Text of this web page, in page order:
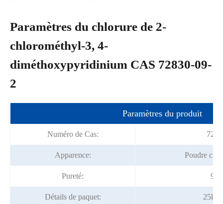
Paramètres du chlorure de 2-
chlorométhyl-3, 4-
diméthoxypyridinium CAS 72830-09-
2
Paramètres du produit
Numéro de Cas:
Apparence: Poudre
Pureté:
Détails de paquet: 25kg/